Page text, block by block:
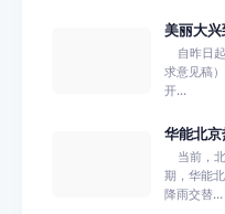
美丽大
自昨日起
求意见稿
开...
华能北京
当前，北
期，华能
降雨交替...